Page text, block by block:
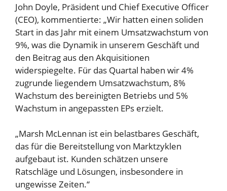
John Doyle, Präsident und Chief Executive Officer
(CEO), kommentierte: „Wir hatten einen soliden
Start in das Jahr mit einem Umsatzwachstum von
9%, was die Dynamik in unserem Geschäft und
den Beitrag aus den Akquisitionen
widerspiegelte. Für das Quartal haben wir 4%
zugrunde liegendem Umsatzwachstum, 8%
Wachstum des bereinigten Betriebs und 5%
Wachstum in angepassten EPs erzielt.
„Marsh McLennan ist ein belastbares Geschäft,
das für die Bereitstellung von Marktzyklen
aufgebaut ist. Kunden schätzen unsere
Ratschläge und Lösungen, insbesondere in
ungewisse Zeiten.“